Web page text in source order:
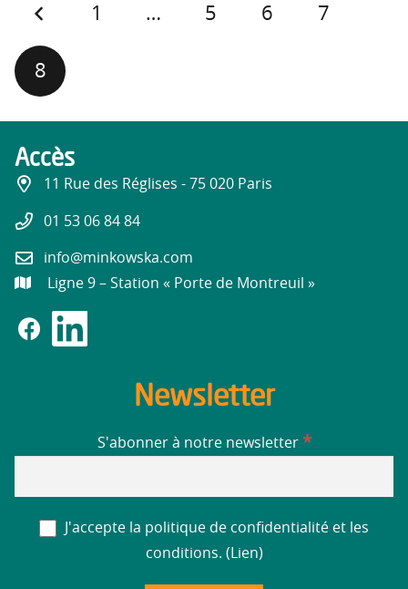
1 … 5 6 7
8
Accès
11 Rue des Réglises - 75 020 Paris
01 53 06 84 84
info@minkowska.com
Ligne 9 – Station « Porte de Montreuil »
Newsletter
S'abonner à notre newsletter *
J'accepte la politique de confidentialité et les
conditions. ( Lien)